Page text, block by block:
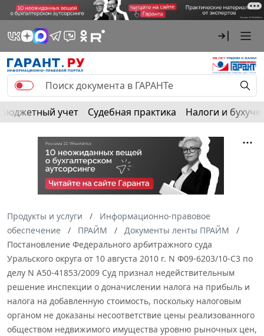
Бюджетный учет Судебная практика Налоги и
Продукты и услуги
Информационно-правовое
обеспечение
ПРАЙМ
Документы ленты ПРАЙМ
Постановление Федерального арбитражного суда
Уральского округа от 10 августа 2010 г. N Ф09-6203/10-С3 по
делу N А50-41853/2009 Суд признал недействительным
решение инспекции о доначислении налога на прибыль и
налога на добавленную стоимость, поскольку налоговым
органом не доказаны несоответствие цены реализованного
обществом недвижимого имущества уровню рыночных цен,